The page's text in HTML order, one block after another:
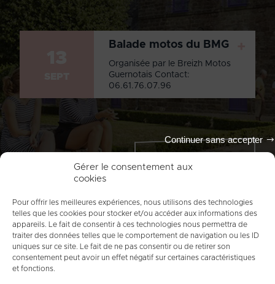
Gérer le consentement aux
cookies
Pour offrir les meilleures expériences, nous utilisons des technologies
telles que les cookies pour stocker et/ou accéder aux informations des
appareils. Le fait de consentir à ces technologies nous permettra de
traiter des données telles que le comportement de navigation ou les ID
uniques sur ce site. Le fait de ne pas consentir ou de retirer son
consentement peut avoir un effet négatif sur certaines caractéristiques
et fonctions.
Continuer sans accepter
Balade motos du BMG
Organisée par le Breizh Motos
Guernotais Contact:
06.61.76.07.96